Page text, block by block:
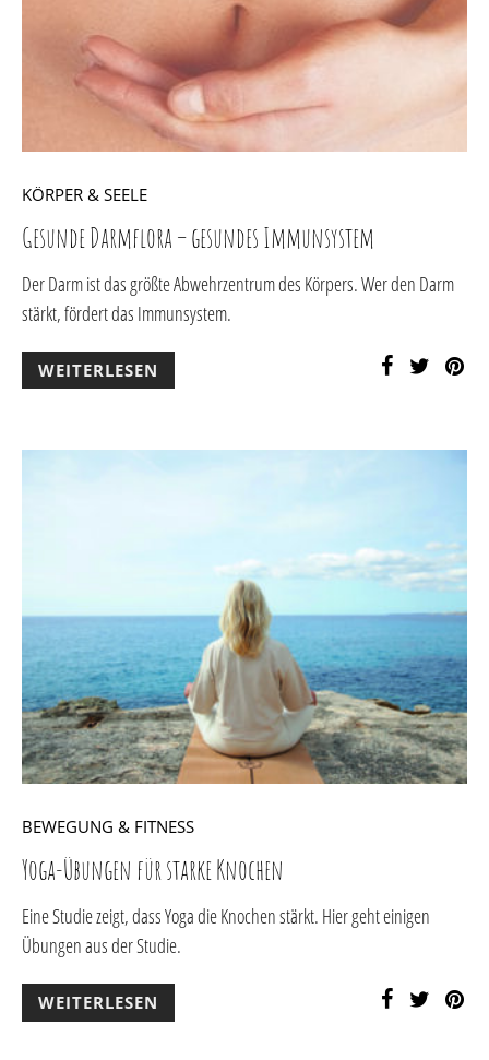
KÖRPER & SEELE
Gesunde Darmflora – gesundes Immunsystem
Der Darm ist das größte Abwehrzentrum des Körpers. Wer den Darm
stärkt, fördert das Immunsystem.
WEITERLESEN
BEWEGUNG & FITNESS
Yoga-Übungen für starke Knochen
Eine Studie zeigt, dass Yoga die Knochen stärkt. Hier geht einigen
Übungen aus der Studie.
WEITERLESEN